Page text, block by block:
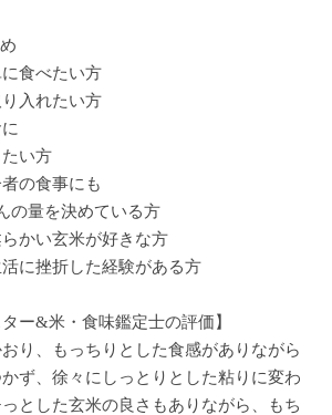
食べたい方
入れたい方
たい方
の食事にも
の量を決めている方
かい玄米が好きな方
に挫折した経験がある方
ー&米・食味鑑定士の評価】
り、もっちりとした食感がありながら
ず、徐々にしっとりとした粘りに変わ
とした玄米の良さもありながら、もち